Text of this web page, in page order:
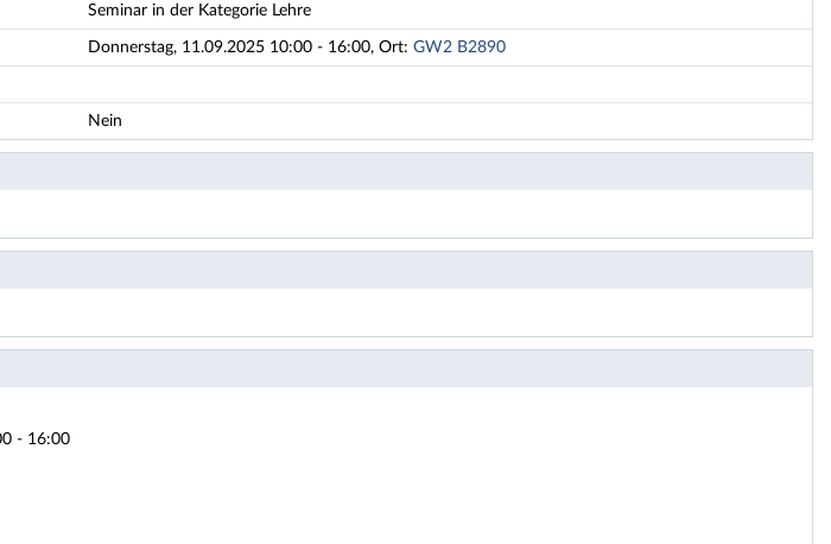
Seminar in der Kategorie Lehre
Donnerstag, 11.09.2025 10:00 - 16:00, Ort: GW2 B2890
Nein
- 16:00